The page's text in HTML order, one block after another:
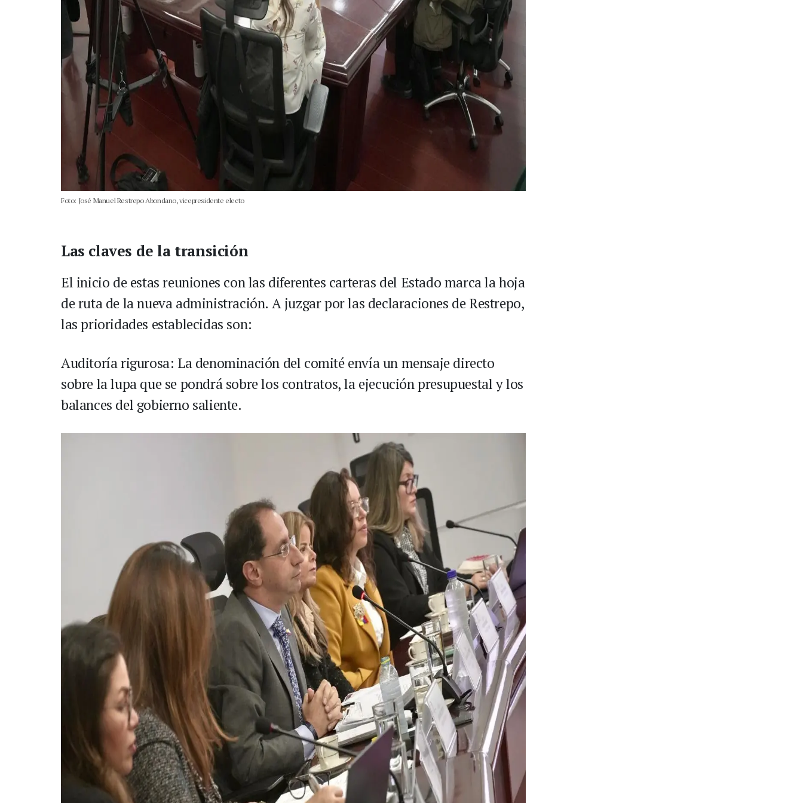
Foto: José Manuel Restrepo Abondano, vicepresidente electo
Las claves de la transición
El inicio de estas reuniones con las diferentes carteras del Estado marca la hoja
de ruta de la nueva administración. A juzgar por las declaraciones de Restrepo,
las prioridades establecidas son:
Auditoría rigurosa: La denominación del comité envía un mensaje directo
sobre la lupa que se pondrá sobre los contratos, la ejecución presupuestal y los
balances del gobierno saliente.